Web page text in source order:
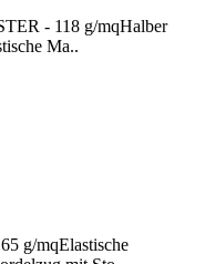
- 118 g/mqHalber
Ma..
g/mqElastische